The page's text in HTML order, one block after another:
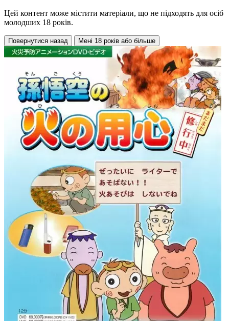
Цей контент може містити матеріали, що не підходять для осіб
молодших 18 років.
Повернутися назад Мені 18 років або більше